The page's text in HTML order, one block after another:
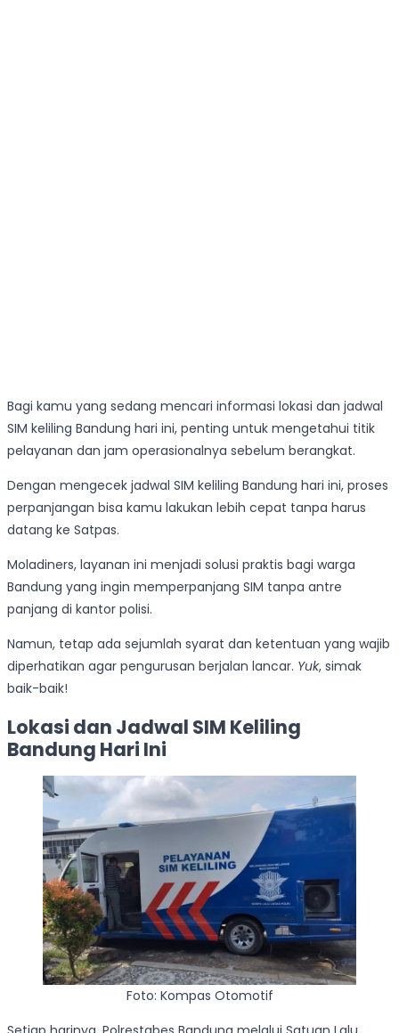
Bagi kamu yang sedang mencari informasi lokasi dan jadwal
SIM keliling Bandung hari ini, penting untuk mengetahui titik
pelayanan dan jam operasionalnya sebelum berangkat.
Dengan mengecek jadwal SIM keliling Bandung hari ini, proses
perpanjangan bisa kamu lakukan lebih cepat tanpa harus
datang ke Satpas.
Moladiners, layanan ini menjadi solusi praktis bagi warga
Bandung yang ingin memperpanjang SIM tanpa antre
panjang di kantor polisi.
Namun, tetap ada sejumlah syarat dan ketentuan yang wajib
diperhatikan agar pengurusan berjalan lancar. Yuk, simak
baik-baik!
Lokasi dan Jadwal SIM Keliling
Bandung Hari Ini
Foto: Kompas Otomotif